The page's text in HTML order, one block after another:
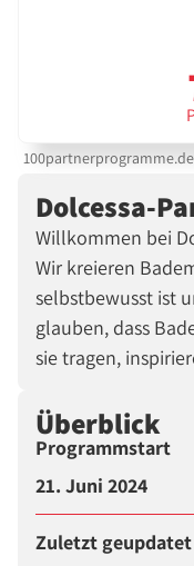
100partnerprogramme.de
Dolcessa-
Willkommen bei
Wir kreieren
selbstbewusst ist
glauben, dass
sie tragen,
Überblick
Programmstart
21. Juni 2024
Zuletzt geupdatet